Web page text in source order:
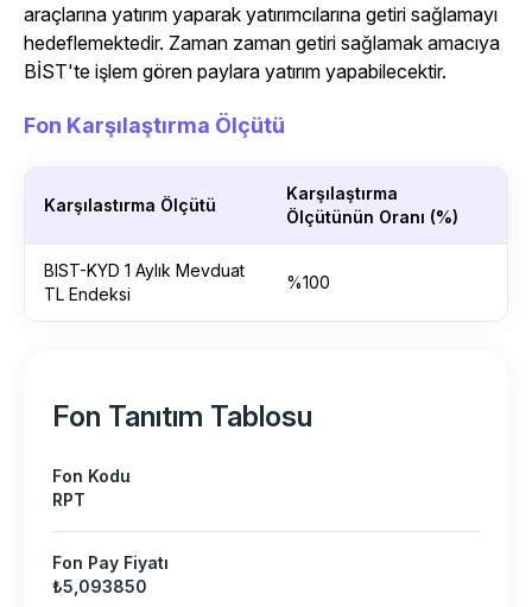
araçlarına yatırım yaparak yatırımcılarına getiri sağlamayı
hedeflemektedir. Zaman zaman getiri sağlamak amacıya
BİST'te işlem gören paylara yatırım yapabilecektir.
Fon Karşılaştırma Ölçütü
Karşılastırma Ölçütü
Karşılaştırma
Ölçütünün Oranı (%)
BIST-KYD 1 Aylık Mevduat
TL Endeksi
%100
Fon Tanıtım Tablosu
Fon Kodu
RPT
Fon Pay Fiyatı
₺5,093850